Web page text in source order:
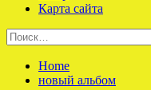
Карта сайта
Найти:
Home
новый альбом